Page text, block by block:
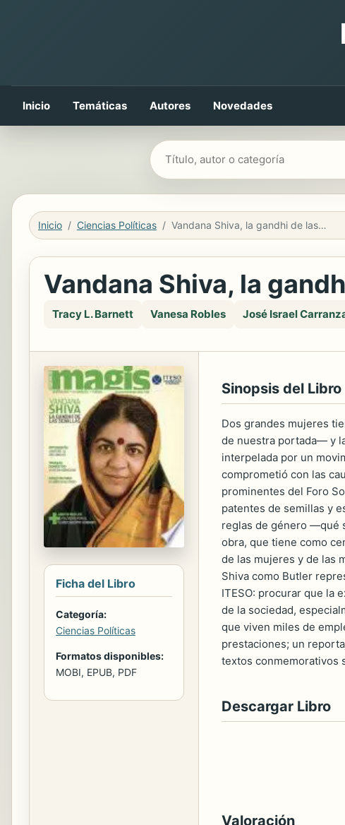
Inicio Temáticas Autores Novedades
Buscar libros
Inicio Ciencias Políticas Vandana Shiva, la gandhi de las semillas (Magis 436)
Vandana Shiva, la
Tracy L. Barnett Vanesa Robles José Israel
Ficha del Libro
Categoría:
Ciencias Políticas
Formatos disponibles:
MOBI, EPUB, PDF
Sinopsis del Libro
Dos grandes mujeres
de nuestra portada— y
interpelada por un
comprometió con las
prominentes del Foro
patentes de semillas y
reglas de género —qué
obra, que tiene como
de las mujeres y de las
Shiva como Butler
ITESO: procurar que la
de la sociedad,
que viven miles de
prestaciones; un
textos conmemorativos
Descargar Libro
Valoración